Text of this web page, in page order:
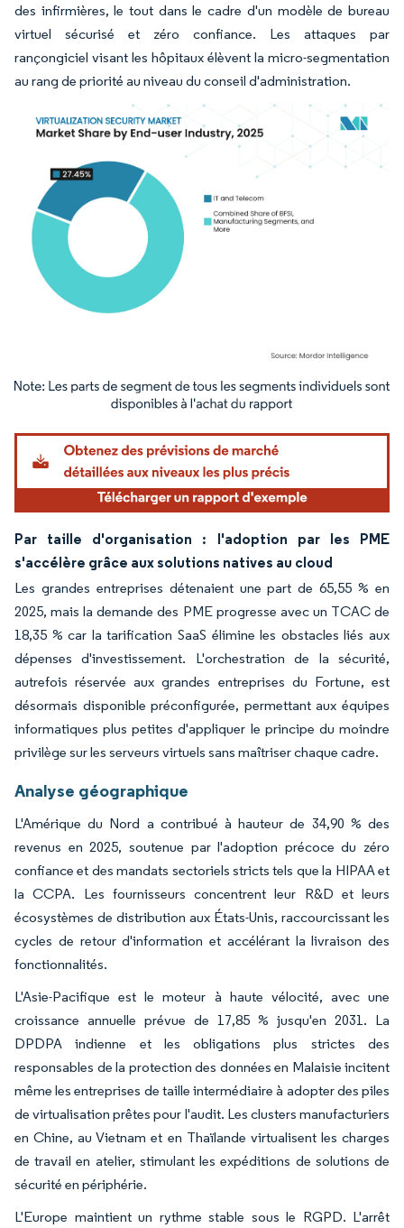
des infirmières, le tout dans le cadre d'un modèle de bureau
virtuel sécurisé et zéro confiance. Les attaques par
rançongiciel visant les hôpitaux élèvent la micro-segmentation
au rang de priorité au niveau du conseil d'administration.
Image © Mordor Intelligence. La réutilisation nécessite une attribution sous CC BY
Par taille d'organisation : l'adoption par les PME
s'accélère grâce aux solutions natives au cloud
Les grandes entreprises détenaient une part de 65,55 % en
2025, mais la demande des PME progresse avec un TCAC de
18,35 % car la tarification SaaS élimine les obstacles liés aux
dépenses d'investissement. L'orchestration de la sécurité,
autrefois réservée aux grandes entreprises du Fortune, est
désormais disponible préconfigurée, permettant aux équipes
informatiques plus petites d'appliquer le principe du moindre
privilège sur les serveurs virtuels sans maîtriser chaque cadre.
Analyse géographique
L'Amérique du Nord a contribué à hauteur de 34,90 % des
revenus en 2025, soutenue par l'adoption précoce du zéro
confiance et des mandats sectoriels stricts tels que la HIPAA et
la CCPA. Les fournisseurs concentrent leur R&D et leurs
écosystèmes de distribution aux États-Unis, raccourcissant les
cycles de retour d'information et accélérant la livraison des
fonctionnalités.
L'Asie-Pacifique est le moteur à haute vélocité, avec une
croissance annuelle prévue de 17,85 % jusqu'en 2031. La
DPDPA indienne et les obligations plus strictes des
responsables de la protection des données en Malaisie incitent
même les entreprises de taille intermédiaire à adopter des piles
de virtualisation prêtes pour l'audit. Les clusters manufacturiers
en Chine, au Vietnam et en Thaïlande virtualisent les charges
de travail en atelier, stimulant les expéditions de solutions de
sécurité en périphérie.
L'Europe maintient un rythme stable sous le RGPD. L'arrêt